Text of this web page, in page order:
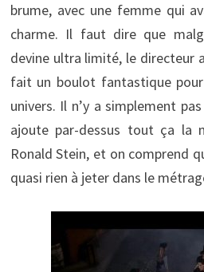
brume, avec une femme qui
charme. Il faut dire que
devine ultra limité, le directeur
fait un boulot fantastique
univers. Il n’y a simplement
ajoute par-dessus tout ça la
Ronald Stein, et on comprend
quasi rien à jeter dans le